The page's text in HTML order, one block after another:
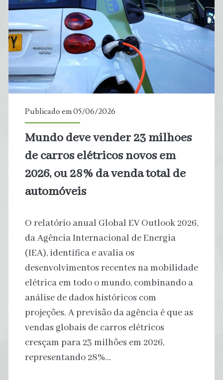
do
ciclismo
que
melhora
humor
Publicado em 05/06/2026
Mundo deve vender 23 milhões
de carros elétricos novos em
2026, ou 28% da venda total de
automóveis
O relatório anual Global EV Outlook 2026,
da Agência Internacional de Energia
(IEA), identifica e avalia os
desenvolvimentos recentes na mobilidade
elétrica em todo o mundo, combinando a
análise de dados históricos com
projeções. A previsão da agência é que as
vendas globais de carros elétricos
cresçam para 23 milhões em 2026,
representando 28%…